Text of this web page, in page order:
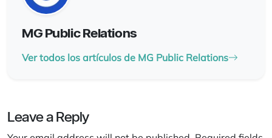
MG Public Relations
Ver todos los artículos de MG Public Relations
Leave a Reply